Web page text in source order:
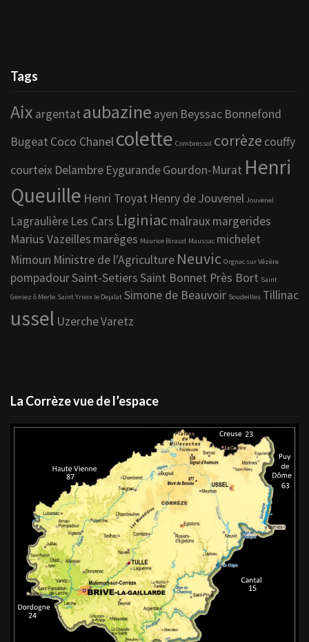
Tags
Aix argentat aubazine ayen Beyssac Bonnefond
Bugeat Coco Chanelcolette Combressol corrèze couffy
courteix Delambre EygurandeGourdon-Murat Henri
Queuille Henri Troyat Henry de Jouvenel Jouvenel
Lagraulière Les Cars Liginiacmalrauxmargerides
Marius Vazeilles marèges Maurice Biraud Maussac michelet
Mimoun Ministre de l'Agriculture Neuvic Orgnac sur Vézère
pompadourSaint-SetiersSaint Bonnet Près Bort Saint
Geniez ô Merle Saint Yrieix le Dejalat Simone de Beauvoir Soudeilles Tillinac
ussel UzercheVaretz
La Corrèze vue de l’espace